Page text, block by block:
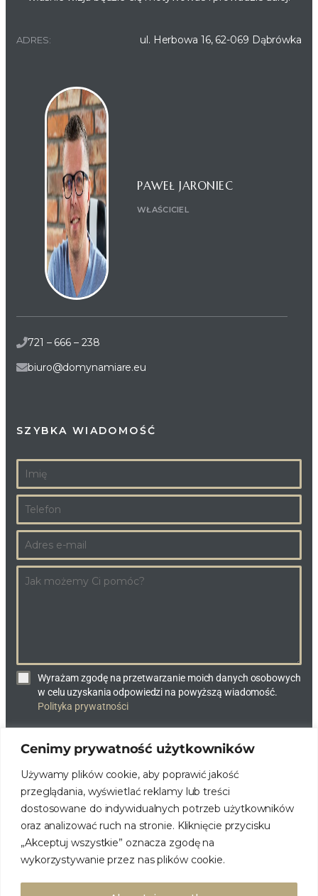
Cenimy prywatność użytkowników
Używamy plików cookie, aby poprawić jakość
przeglądania, wyświetlać reklamy lub treści
dostosowane do indywidualnych potrzeb użytkowników
oraz analizować ruch na stronie. Kliknięcie przycisku
„Akceptuj wszystkie” oznacza zgodę na
wykorzystywanie przez nas plików cookie.
ADRES: ul. Herbowa 16, 62-069 Dąbrówka
PAWEŁ JARONIEC
WŁAŚCICIEL
721 – 666 – 238
biuro@domynamiare.eu
SZYBKA WIADOMOŚĆ
Wyrażam zgodę na przetwarzanie moich danych osobowych
w celu uzyskania odpowiedzi na powyższą wiadomość.
Polityka prywatności
WYŚLIJ WIADOMOŚĆ
© DOMY NA MIARĘ. WSZELKIE PRAWA ZASTRZEŻONE.
Realizacja: Newdun.pl – marketing fajnych firm